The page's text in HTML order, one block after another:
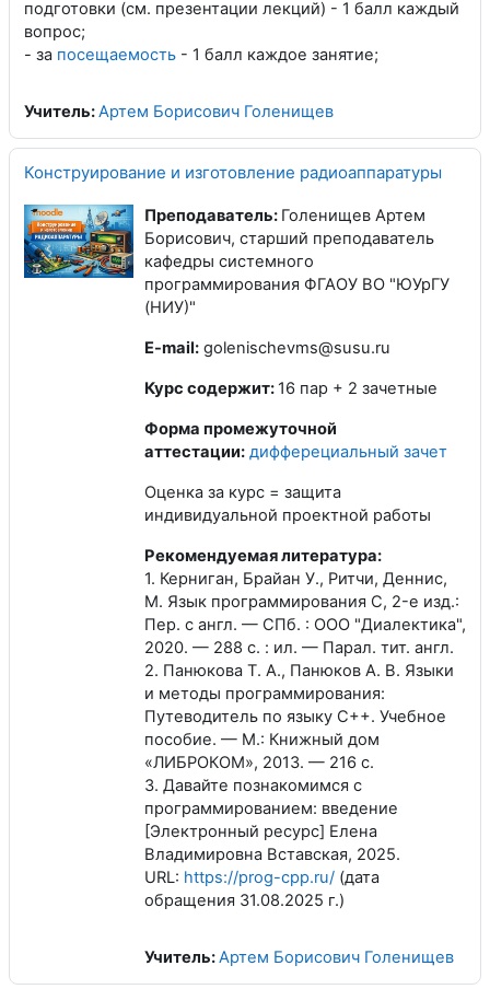
подготовки (см. презентации лекций) - 1 балл каждый
вопрос;
- за посещаемость - 1 балл каждое занятие;
Учитель:Артем Борисович Голенищев
Конструирование и изготовление радиоаппаратуры
Преподаватель: Голенищев Артем
Борисович, старший преподаватель
кафедры системного
программирования ФГАОУ ВО "ЮУрГУ
(НИУ)"
E-mail: golenischevms@susu.ru
Курс содержит: 16 пар + 2 зачетные
Форма промежуточной
аттестации: дифферециальный зачет
Оценка за курс = защита
индивидуальной проектной работы
Рекомендуемая литература:
1. Керниган, Брайан У., Ритчи, Деннис,
М. Язык программирования C, 2-е изд.:
Пер. с англ. — СПб. : ООО "Диалектика",
2020. — 288 с. : ил. — Парал. тит. англ.
2. Панюкова Т. А., Панюков А. В. Языки
и методы программирования:
Путеводитель по языку C++. Учебное
пособие. — М.: Книжный дом
«ЛИБРОКОМ», 2013. — 216 с.
3. Давайте познакомимся с
программированием: введение
[Электронный ресурс] Елена
Владимировна Вставская, 2025.
URL: https://prog-cpp.ru/ (дата
обращения 31.08.2025 г.)
Учитель:Артем Борисович Голенищев